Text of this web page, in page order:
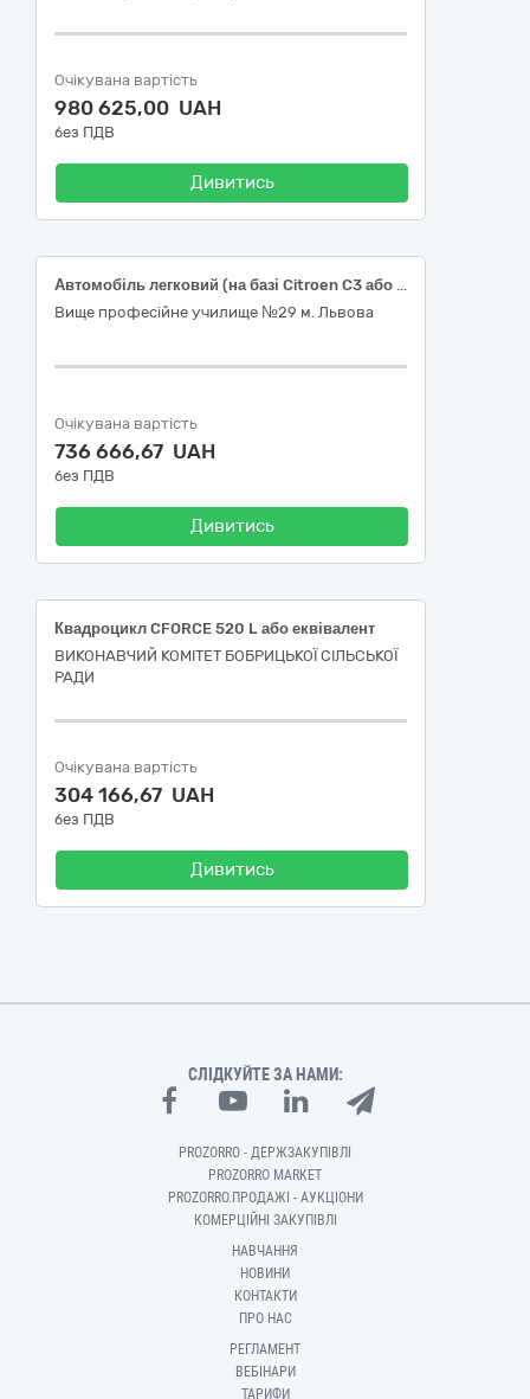
Очікувана вартість
980 625,00 UAH
без ПДВ
Дивитись
Автомобіль легковий (на базі Citroen C3 або еквівалент) (цей крок співфінансується Європейським Союзом — Ukraine Facility)
Вище професійне училище №29 м. Львова
Очікувана вартість
736 666,67 UAH
без ПДВ
Дивитись
Квадроцикл CFORCE 520 L або еквівалент
ВИКОНАВЧИЙ КОМІТЕТ БОБРИЦЬКОЇ СІЛЬСЬКОЇ
РАДИ
Очікувана вартість
304 166,67 UAH
без ПДВ
Дивитись
СЛІДКУЙТЕ ЗА НАМИ:
PROZORRO - ДЕРЖЗАКУПІВЛІ
PROZORRO MARKET
PROZORRO.ПРОДАЖІ - АУКЦІОНИ
КОМЕРЦІЙНІ ЗАКУПІВЛІ
НАВЧАННЯ
НОВИНИ
КОНТАКТИ
ПРО НАС
РЕГЛАМЕНТ
ВЕБІНАРИ
ТАРИФИ